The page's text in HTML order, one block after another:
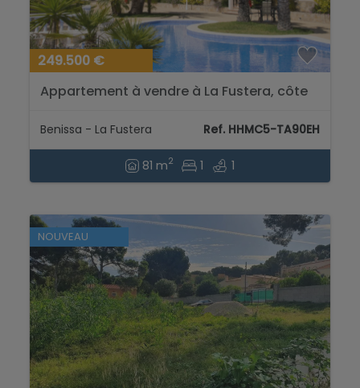
249.500 €
Appartement à vendre à La Fustera, côte
Benissa - La Fustera Ref. HHMC5-TA90EH
81 m2 1 1
NOUVEAU